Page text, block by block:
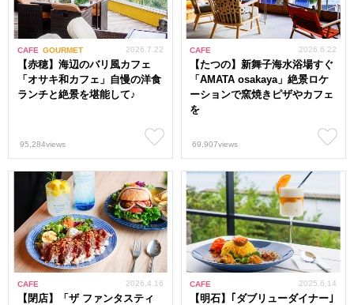
CAFE GOURMET
【赤穂】海辺のバリ風カフェ
「オサキ和カフェ」自慢の洋食
ランチと絶景を堪能して♪
2026.7.22
95,284views
CAFE
【たつの】新舞子海水浴場すぐ
「AMATA osakaya」絶景ロケ
ーションで窯焼きピザやカフェ
を
2026.6.22
69,907views
CAFE
【閉店】「ザ ファンタスティ
2026.4.16 CAFE
【明石】｢ダブリューダイナー｣
2025.6.14